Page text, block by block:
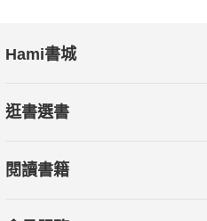
Hami書城
逛書選書
閱讀書籍